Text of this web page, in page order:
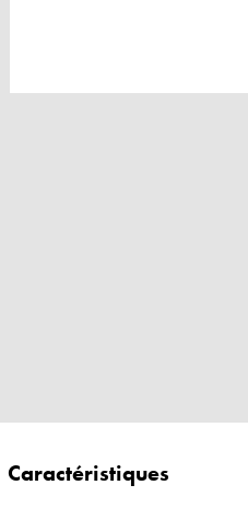
Caractéristiques